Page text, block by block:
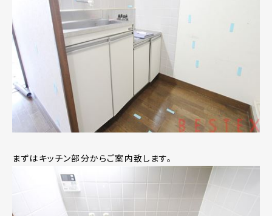
まずはキッチン部分からご案内致します。